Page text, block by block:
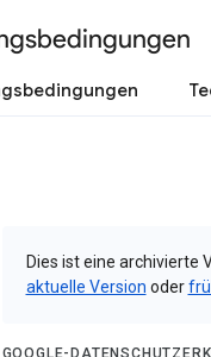
Dies ist eine archivierte
aktuelle Version oder
GOOGLE-